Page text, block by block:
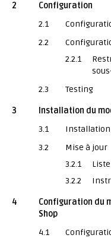
2
Configuration
2.1
2.2
2.2.1
2.3
Testing
3
Installation du
3.1
Installation
3.2
Mise à jour
3.2.1
3.2.2
4
Configuration du
Shop
4.1